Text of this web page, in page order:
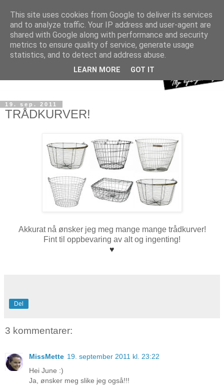
19. sep. 2011
TRÅDKURVER!
Akkurat nå ønsker jeg meg mange mange trådkurver!
Fint til oppbevaring av alt og ingenting!
♥
Del
3 kommentarer:
MissMette 19. september 2011 kl. 23:22
Hei June :)
Ja, ønsker meg slike jeg også!!!
This site uses cookies from Google to deliver its services
and to analyze traffic. Your IP address and user-agent are
shared with Google along with performance and security
metrics to ensure quality of service, generate usage
statistics, and to detect and address abuse.
LEARN MORE GOT IT